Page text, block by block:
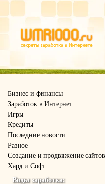
Бизнес и финансы
Заработок в Интернет
Игры
Кредиты
Последние новости
Разное
Создание и продвижение сайтов
Хард и Софт
Виды заработка: